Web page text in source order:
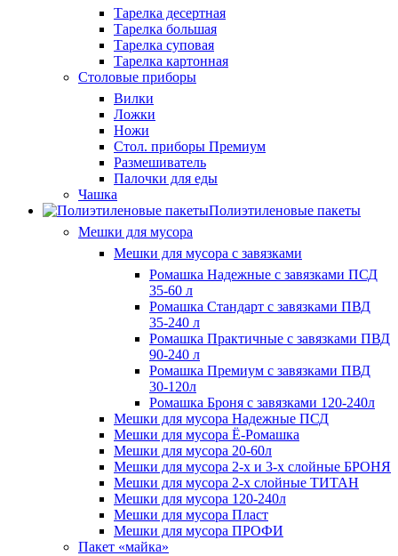
Тарелка десертная
Тарелка большая
Тарелка суповая
Тарелка картонная
Столовые приборы
Вилки
Ложки
Ножи
Стол. приборы Премиум
Размешиватель
Палочки для еды
Чашка
Полиэтиленовые пакеты
Мешки для мусора
Мешки для мусора с завязками
Ромашка Надежные с завязками ПСД
35-60 л
Ромашка Стандарт с завязками ПВД
35-240 л
Ромашка Практичные с завязками ПВД
90-240 л
Ромашка Премиум с завязками ПВД
30-120л
Ромашка Броня с завязками 120-240л
Мешки для мусора Надежные ПСД
Мешки для мусора Ё-Ромашка
Мешки для мусора 20-60л
Мешки для мусора 2-х и 3-х слойные БРОНЯ
Мешки для мусора 2-х слойные ТИТАН
Мешки для мусора 120-240л
Мешки для мусора Пласт
Мешки для мусора ПРОФИ
Пакет «майка»